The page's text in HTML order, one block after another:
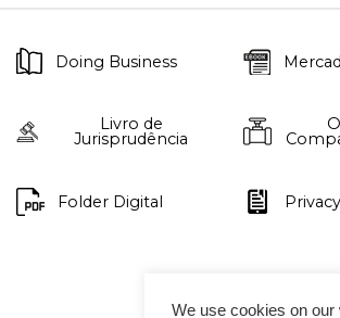
Doing Business
Livro de
Jurisprudência
Folder Digital
We use cookies on our